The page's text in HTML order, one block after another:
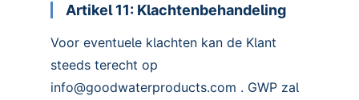
Artikel 11: Klachtenbehandeling
Voor eventuele klachten kan de Klant
steeds terecht op
info@goodwaterproducts.com . GWP zal